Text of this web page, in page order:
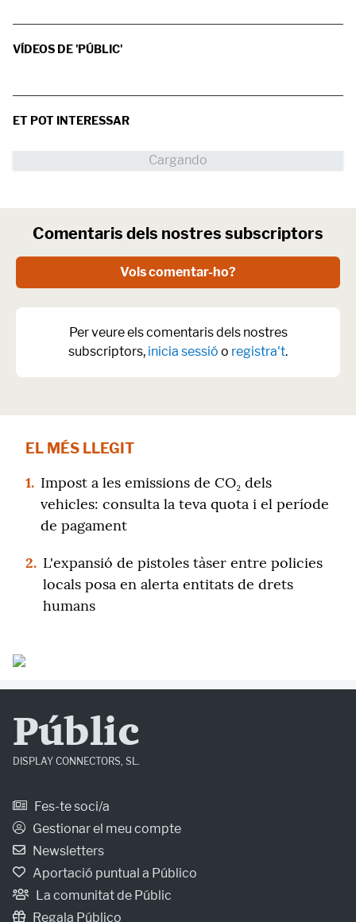
VÍDEOS DE 'PÚBLIC'
ET POT INTERESSAR
Comentaris dels nostres subscriptors
Vols comentar-ho?
Per veure els comentaris dels nostres
subscriptors, inicia sessió o registra't.
EL MÉS LLEGIT
1. Impost a les emissions de CO₂ dels
vehicles: consulta la teva quota i el període
de pagament
2. L'expansió de pistoles tàser entre policies
locals posa en alerta entitats de drets
humans
Públic
DISPLAY CONNECTORS, SL.
Fes-te soci/a
Gestionar el meu compte
Newsletters
Aportació puntual a Público
La comunitat de Públic
Regala Público